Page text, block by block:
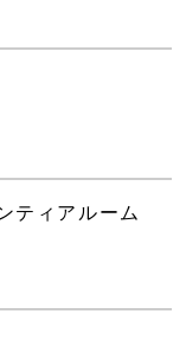
ティアルーム